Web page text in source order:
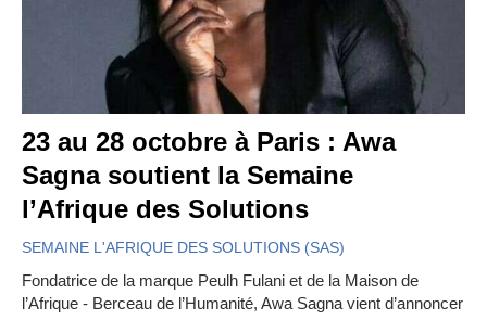
23 au 28 octobre à Paris : Awa
Sagna soutient la Semaine
l’Afrique des Solutions
SEMAINE L'AFRIQUE DES SOLUTIONS (SAS)
Fondatrice de la marque Peulh Fulani et de la Maison de
l’Afrique - Berceau de l’Humanité, Awa Sagna vient d’annoncer